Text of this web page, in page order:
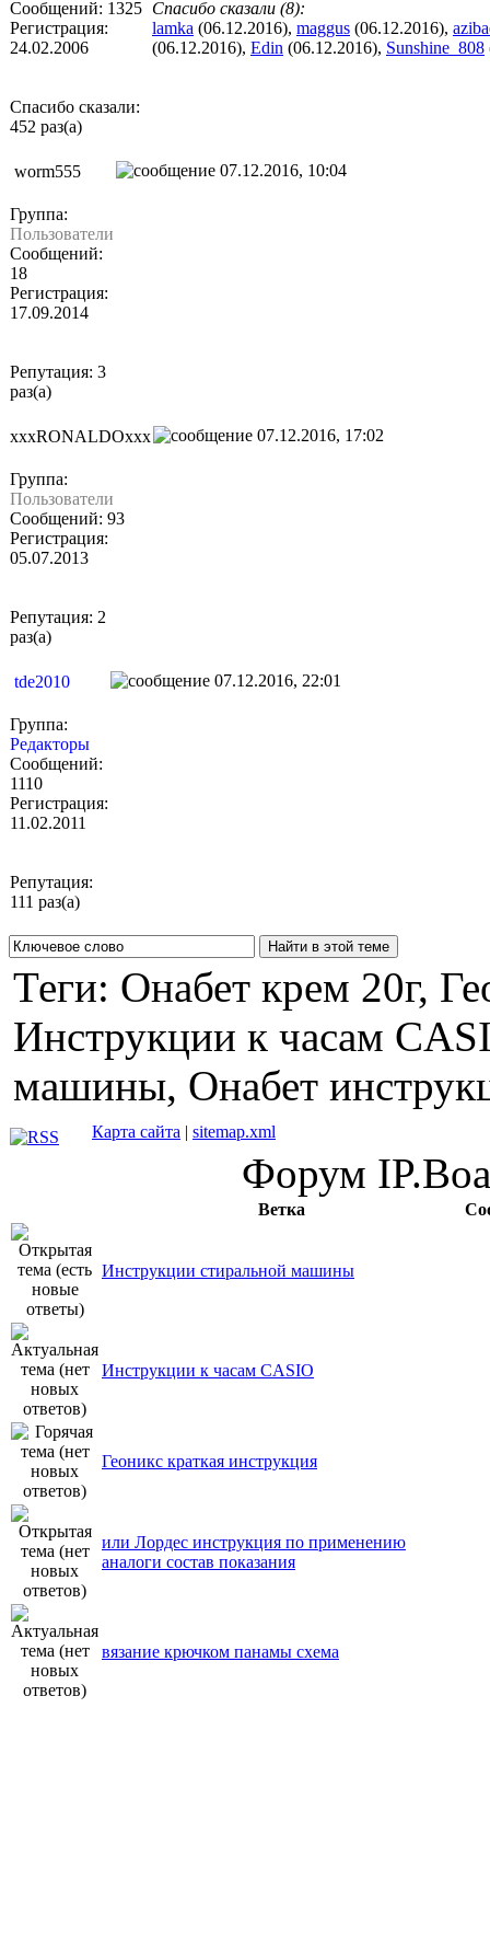
Сообщений: 1325
Регистрация:
24.02.2006
Спасибо сказали:
452 раз(а)
Спасибо сказали (8):
lamka (06.12.2016), maggus (06.12.2016),
(06.12.2016), Edin (06.12.2016), Sunshine_808
worm555 07.12.2016, 10:04
Группа:
Пользователи
Сообщений:
18
Регистрация:
17.09.2014
Репутация: 3
раз(а)
xxxRONALDOxxx 07.12.2016, 17:02
Группа:
Пользователи
Сообщений: 93
Регистрация:
05.07.2013
Репутация: 2
раз(а)
tde2010 07.12.2016, 22:01
Группа:
Редакторы
Сообщений:
1110
Регистрация:
11.02.2011
Репутация:
111 раз(а)
Теги: Онабет крем 20г,
Инструкции к часам
машины, Онабет
Карта сайта | sitemap.xml
Форум
Ветка
Инструкции стиральной машины
Инструкции к часам CASIO
Геоникс краткая инструкция
или Лордес инструкция по применению
аналоги состав показания
вязание крючком панамы схема